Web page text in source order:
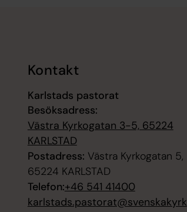
Kontakt
Karlstads pastorat
Besöksadress:
Västra Kyrkogatan 3-5, 65224
KARLSTAD
Postadress: Västra Kyrkogatan 5,
65224 KARLSTAD
Telefon:+46 541 41400
karlstads.pastorat@svenskakyrk